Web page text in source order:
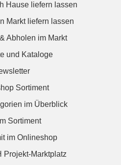
Hause liefern lassen
Markt liefern lassen
Abholen im Markt
und Kataloge
Sortiment
im Überblick
Sortiment
im Onlineshop
Projekt-Marktplatz